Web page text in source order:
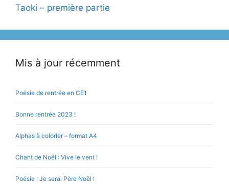
Taoki – première partie
Mis à jour récemment
Poésie de rentrée en CE1
Bonne rentrée 2023 !
Alphas à colorier – format A4
Chant de Noël : Vive le vent !
Poésie : Je serai Père Noël !